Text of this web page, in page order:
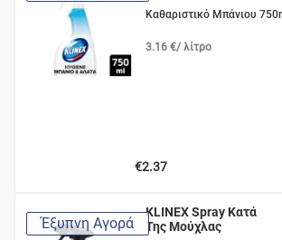
Καθαριστικό Μπάνιου
3.16 €/ λίτρο
€2.37
Έξυπνη Αγορά
KLINEX Spray Κατά
Της Μούχλας